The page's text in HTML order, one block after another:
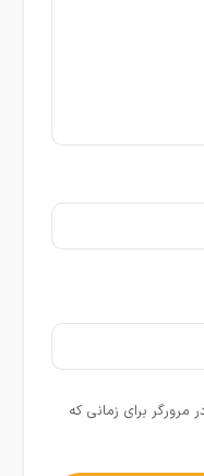
برای زمانی که